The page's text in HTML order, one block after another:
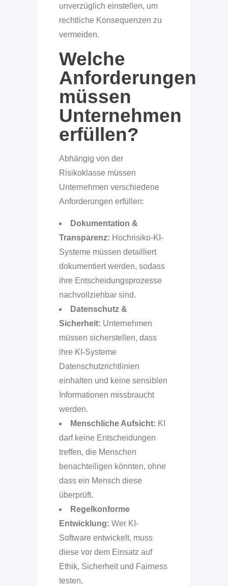
unverzüglich einstellen, um
rechtliche Konsequenzen zu
vermeiden.
Welche
Anforderungen
müssen
Unternehmen
erfüllen?
Abhängig von der
Risikoklasse müssen
Unternehmen verschiedene
Anforderungen erfüllen:
Dokumentation &
Transparenz: Hochrisiko-KI-
Systeme müssen detailliert
dokumentiert werden, sodass
ihre Entscheidungsprozesse
nachvollziehbar sind.
Datenschutz &
Sicherheit: Unternehmen
müssen sicherstellen, dass
ihre KI-Systeme
Datenschutzrichtlinien
einhalten und keine sensiblen
Informationen missbraucht
werden.
Menschliche Aufsicht: KI
darf keine Entscheidungen
treffen, die Menschen
benachteiligen könnten, ohne
dass ein Mensch diese
überprüft.
Regelkonforme
Entwicklung: Wer KI-
Software entwickelt, muss
diese vor dem Einsatz auf
Ethik, Sicherheit und Fairness
testen.